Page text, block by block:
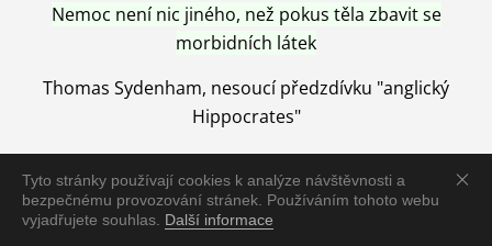
Tyto stránky používají cookies k analýze návštěvnosti a
bezpečnému provozování stránek. Používáním tohoto webu
vyjadřujete souhlas. Další informace
Nemoc není nic jiného, než pokus těla zbavit se
morbidních látek
Thomas Sydenham, nesoucí předzdívku "anglický
Hippocrates"
Nemoc je vyléčena jen pomocí Přírody, neutralizací a